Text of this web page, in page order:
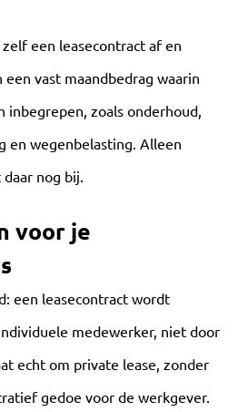
een leasecontract af en
vast maandbedrag waarin
zoals onderhoud,
en wegenbelasting. Alleen
nog bij.
voor je
een leasecontract wordt
medewerker, niet door
echt om private lease, zonder
gedoe voor de werkgever.